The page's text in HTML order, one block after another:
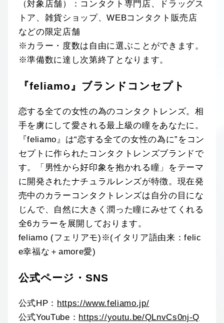
（対象店舗）：コンタクト専門店、ドラッグス
トア、雑貨ショップ、WEBコンタクト販売店
などの限定店舗
※カラー・度数は自由に選ぶことができます。
※準備数に達し次第終了となります。
『feliamo』ブランドコンセプト
恋する全ての女性の為のコンタクトレンズ。相
手を虜にして愛される最上級の瞳をあなたに。
『feliamo』は“恋する全ての女性の為に”をコン
セプトに作られたコンタクトレンズブランドで
す。「男性から好印象を抱かれる瞳」をテーマ
に開発されたナチュラルレンズが特徴。現在発
売中のカラーコンタクトレンズは自分の目にな
じんで、自然に大きく潤った瞳にみせてくれる
全6カラーを展開しております。
feliamo (フェリアモ)※(イタリア語由来：felic
e幸福な＋amore愛)
公式ページ・SNS
公式HP： https://www.feliamo.jp/
公式YouTube： https://youtu.be/QLnvCs0nj-Q